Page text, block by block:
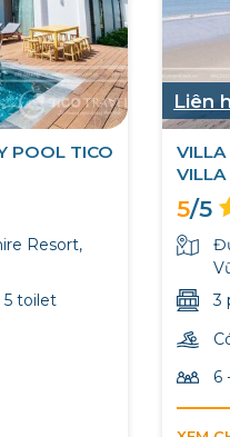
POOL TICO
Resort,
5 toilet
Liên
5/5
3
6